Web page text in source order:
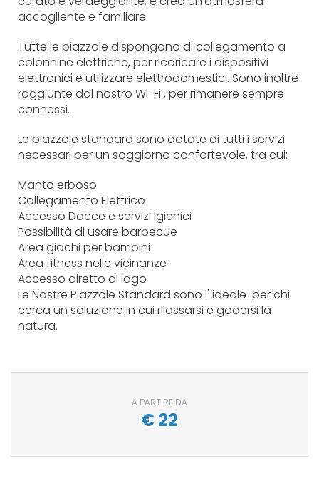
accogliente e familiare.
Tutte le piazzole dispongono di collegamento a
colonnine elettriche, per ricaricare i dispositivi
elettronici e utilizzare elettrodomestici. Sono inoltre
raggiunte dal nostro Wi-Fi , per rimanere sempre
connessi.
Le piazzole standard sono dotate di tutti i servizi
necessari per un soggiorno confortevole, tra cui:
Manto erboso
Collegamento Elettrico
Accesso Docce e servizi igienici
Possibilità di usare barbecue
Area giochi per bambini
Area fitness nelle vicinanze
Accesso diretto al lago
Le Nostre Piazzole Standard sono l' ideale per chi
cerca un soluzione in cui rilassarsi e godersi la
natura.
A PARTIRE DA
€22